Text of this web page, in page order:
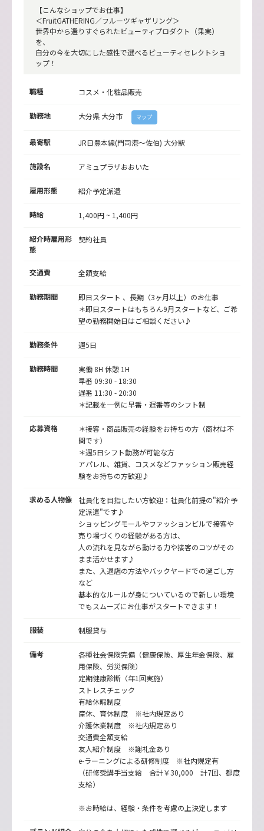
【こんなショップでお仕事】
＜FruitGATHERING／フルーツギャザリング＞
世界中から選りすぐられたビューティプロダクト（果実）
を、
自分の今を大切にした感性で選べるビューティセレクトショ
ップ！
職種 コスメ・化粧品販売
勤務地 大分県 大分市 マップ
最寄駅 JR日豊本線(門司港～佐伯) 大分駅
施設名 アミュプラザおおいた
雇用形態 紹介予定派遣
時給 1,400円 ~ 1,400円
紹介時雇用形
態
契約社員
交通費 全額支給
勤務期間
即日スタート 、長期（3ヶ月以上）のお仕事
＊即日スタートはもちろん9月スタートなど、ご希
望の勤務開始日はご相談ください♪
勤務条件 週5日
勤務時間
実働 8H 休憩 1H
早番 09:30 - 18:30
遅番 11:30 - 20:30
＊記載を一例に早番・遅番等のシフト制
応募資格
＊接客・商品販売の経験をお持ちの方（商材は不
問です）
＊週5日シフト勤務が可能な方
アパレル、雑貨、コスメなどファッション販売経
験をお持ちの方歓迎♪
求める人物像
社員化を目指したい方歓迎：社員化前提の"紹介予
定派遣"です♪
ショッピングモールやファッションビルで接客や
売り場づくりの経験がある方は、
人の流れを見ながら動ける力や接客のコツがその
まま活かせます♪
また、入退店の方法やバックヤードでの過ごし方
など
基本的なルールが身についているので新しい環境
でもスムーズにお仕事がスタートできます！
服装 制服貸与
備考
各種社会保険完備（健康保険、厚生年金保険、雇
用保険、労災保険）
定期健康診断（年1回実施）
ストレスチェック
有給休暇制度
産休、育休制度 ※社内規定あり
介護休業制度 ※社内規定あり
交通費全額支給
友人紹介制度 ※謝礼金あり
e-ラーニングによる研修制度 ※社内規定有
（研修受講手当支給 合計￥30,000 計7回、都度
支給）
※お時給は、経験・条件を考慮の上決定します